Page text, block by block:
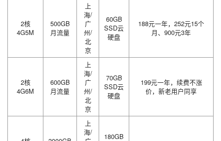
2核
4G5M
500GB
月流量
上
海/
广
州/
北
京
60GB
SSD云
硬盘
188元一年，252元15个
月、900元3年
2核
4G6M
600GB
月流量
上
海/
广
州/
北
京
70GB
SSD云
硬盘
199元一年，续费不涨
价，新老用户同享
上
海/
180GB